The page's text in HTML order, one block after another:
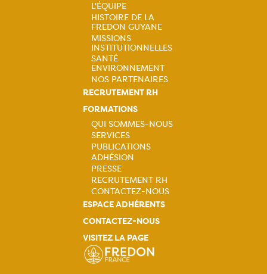
Navigation
principale
L'ÉQUIPE
HISTOIRE DE LA
FREDON GUYANE
MISSIONS
INSTITUTIONNELLES
SANTÉ
ENVIRONNEMENT
NOS PARTENAIRES
RECRUTEMENT RH
FORMATIONS
Navigation
principale
QUI SOMMES-NOUS
SERVICES
PUBLICATIONS
ADHÉSION
PRESSE
RECRUTEMENT RH
CONTACTEZ-NOUS
ESPACE ADHÉRENTS
CONTACTEZ-NOUS
VISITEZ LA PAGE